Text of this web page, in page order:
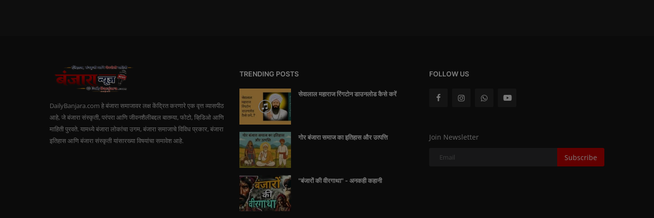
DailyBanjara.com हे बंजारा समाजावर लक्ष केंद्रित करणारे एक वृत्त व्यासपीठ
आहे, जे बंजारा संस्कृती, परंपरा आणि जीवनशैलीबद्दल बातम्या, फोटो, व्हिडिओ आणि
माहिती पुरवते. यामध्ये बंजारा लोकांचा उगम, बंजारा समाजाचे विविध प्रकार, बंजारा
इतिहास आणि बंजारा संस्कृती यांसारख्या विषयांचा समावेश आहे.
TRENDING POSTS
सेवालाल महाराज रिंगटोन डाउनलोड कैसे करें
गोर बंजारा समाज का इतिहास और उत्पत्ति
"बंजारों की वीरगाथा" - अनकही कहानी
FOLLOW US
Join Newsletter
Subscribe